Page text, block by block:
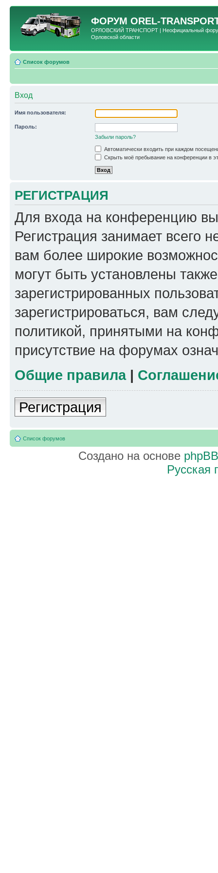
ФОРУМ OREL-
ОРЛОВСКИЙ ТРАНСПОРТ | Неофициальный форум
Орловской области
Список форумов
Вход
Имя пользователя:
Пароль:
Забыли пароль?
Автоматически входить при каждом
Скрыть моё пребывание на конференции в
РЕГИСТРАЦИЯ
Для входа на конференцию
Регистрация занимает всего
вам более широкие
могут быть установлены
зарегистрированных
зарегистрироваться, вам
политикой, принятыми на
присутствие на форумах
Общие правила|
Регистрация
Список форумов
Создано на основе phpBB
Русская